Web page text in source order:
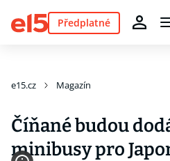
Předplatné
e15.cz Magazín
Číňané budou
minibusy pro